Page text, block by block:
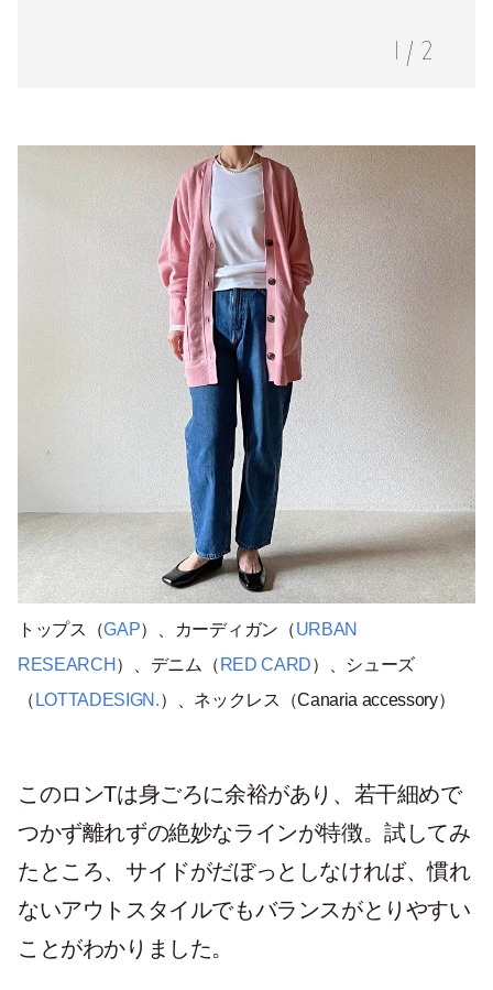
1 / 2
トップス（GAP）、カーディガン（URBAN
RESEARCH ）、デニム（ RED CARD）、シューズ
（ LOTTADESIGN.）、ネックレス（Canaria accessory）
このロンTは身ごろに余裕があり、若干細めで
つかず離れずの絶妙なラインが特徴。試してみ
たところ、サイドがだぼっとしなければ、慣れ
ないアウトスタイルでもバランスがとりやすい
ことがわかりました。